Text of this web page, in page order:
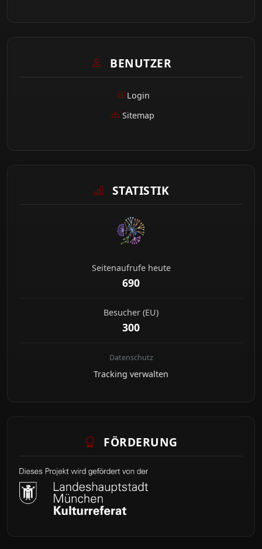
BENUTZER
Login
Sitemap
STATISTIK
Seitenaufrufe heute
690
Besucher (EU)
300
Datenschutz
Tracking verwalten
FÖRDERUNG